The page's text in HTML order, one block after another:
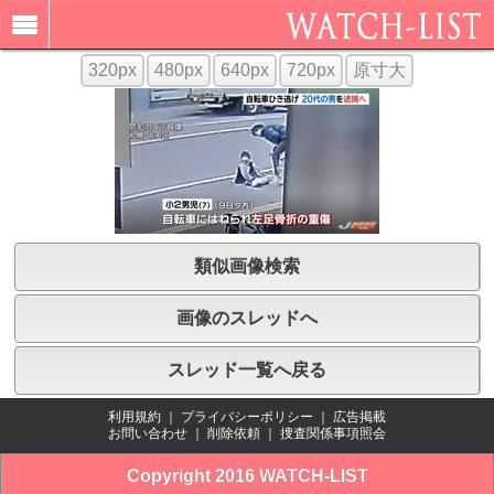
320px 480px 640px 720px 原寸大
類似画像検索
画像のスレッドへ
スレッド一覧へ戻る
利用規約 プライバシーポリシー
広告掲載
お問い合わせ
削除依頼 捜査関係事項照会
Copyright 2016 WATCH-LIST